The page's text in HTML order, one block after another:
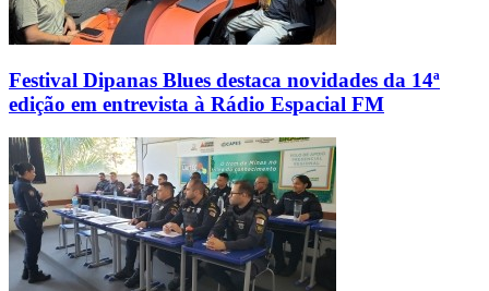
Festival Dipanas Blues destaca novidades da 14ª
edição em entrevista à Rádio Espacial FM